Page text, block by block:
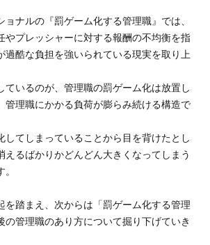
ナルの『罰ゲーム化する管理職』では、
やプレッシャーに対する報酬の不均衡を指
過酷な負担を強いられている現実を取り上
ているのが、管理職の罰ゲーム化は放置し
管理職にかかる負荷が膨らみ続ける構造で
してしまっていることから目を背けたとし
えるばかりかどんどん大きくなってしまう
を踏まえ、次からは「罰ゲーム化する管理
の管理職のあり方について掘り下げていき